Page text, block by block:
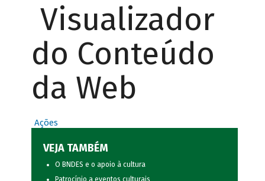
Visualizador
do Conteúdo
da Web
Ações
VEJA TAMBÉM
O BNDES e o apoio à cultura